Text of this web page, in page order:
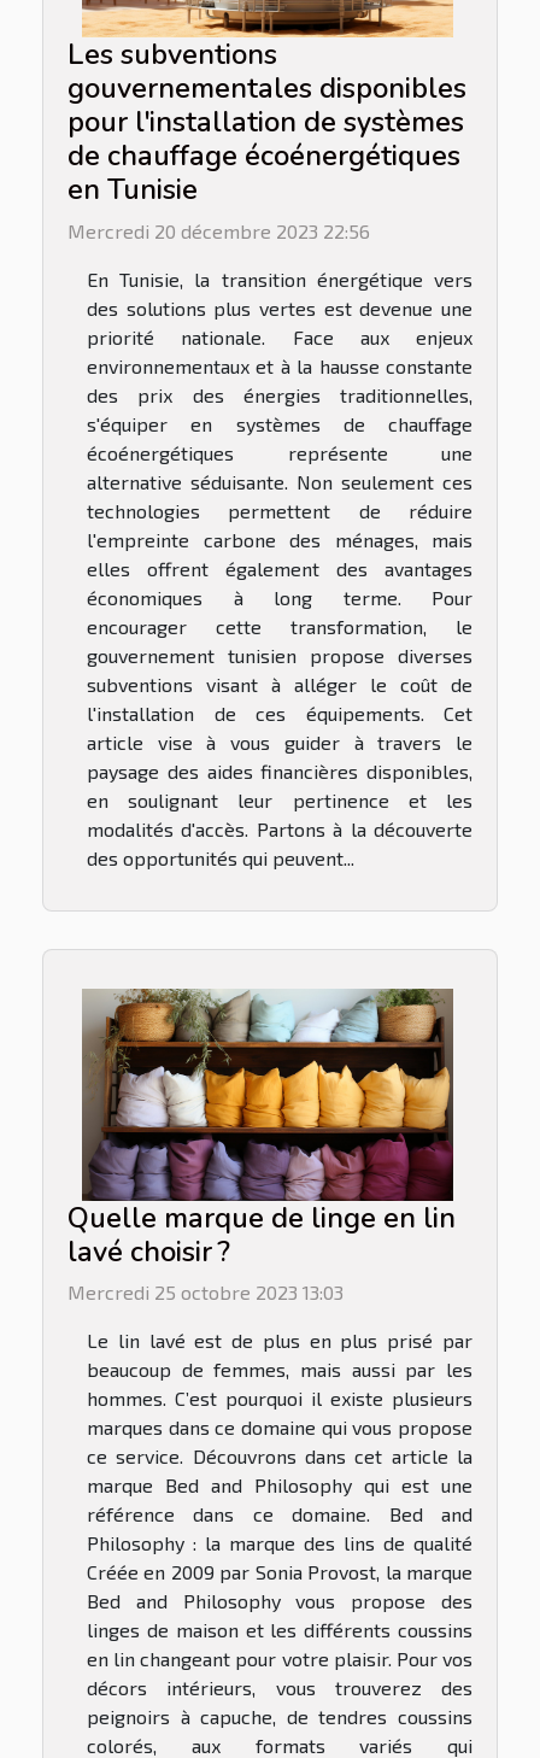
Les subventions
gouvernementales disponibles
pour l'installation de systèmes
de chauffage écoénergétiques
en Tunisie
Mercredi 20 décembre 2023 22:56
En Tunisie, la transition énergétique vers
des solutions plus vertes est devenue une
priorité nationale. Face aux enjeux
environnementaux et à la hausse constante
des prix des énergies traditionnelles,
s'équiper en systèmes de chauffage
écoénergétiques représente une
alternative séduisante. Non seulement ces
technologies permettent de réduire
l'empreinte carbone des ménages, mais
elles offrent également des avantages
économiques à long terme. Pour
encourager cette transformation, le
gouvernement tunisien propose diverses
subventions visant à alléger le coût de
l'installation de ces équipements. Cet
article vise à vous guider à travers le
paysage des aides financières disponibles,
en soulignant leur pertinence et les
modalités d'accès. Partons à la découverte
des opportunités qui peuvent...
Quelle marque de linge en lin
lavé choisir ?
Mercredi 25 octobre 2023 13:03
Le lin lavé est de plus en plus prisé par
beaucoup de femmes, mais aussi par les
hommes. C’est pourquoi il existe plusieurs
marques dans ce domaine qui vous propose
ce service. Découvrons dans cet article la
marque Bed and Philosophy qui est une
référence dans ce domaine. Bed and
Philosophy : la marque des lins de qualité
Créée en 2009 par Sonia Provost, la marque
Bed and Philosophy vous propose des
linges de maison et les différents coussins
en lin changeant pour votre plaisir. Pour vos
décors intérieurs, vous trouverez des
peignoirs à capuche, de tendres coussins
colorés, aux formats variés qui